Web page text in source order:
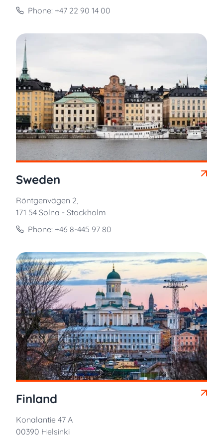
Phone: +47 22 90 14 00
Sweden
Röntgenvägen 2,
171 54 Solna - Stockholm
Phone: +46 8-445 97 80
Finland
Konalantie 47 A
00390 Helsinki